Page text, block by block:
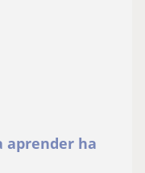
aprender ha